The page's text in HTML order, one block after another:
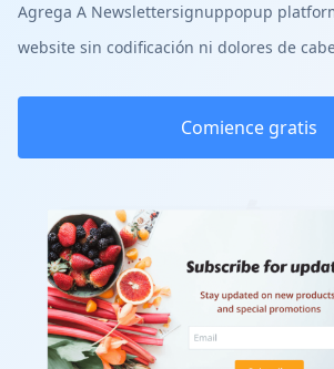
Agrega A Newslettersignuppopup
website sin codificación ni dolores de
Comience gratis